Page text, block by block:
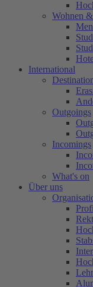
Wohnen
International
Outgoings
Incomings
What's on
Über uns